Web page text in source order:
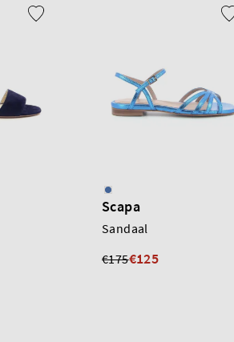
Scapa
Sandaal
€175€125